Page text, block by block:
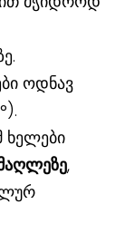
ოდნავ
ხელები
,